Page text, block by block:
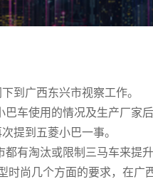
到广西东兴市视察工作。
使用的情况及生产厂家
提到五菱小巴一事。
淘汰或限制三马车来提
尚几个方面的要求，在广